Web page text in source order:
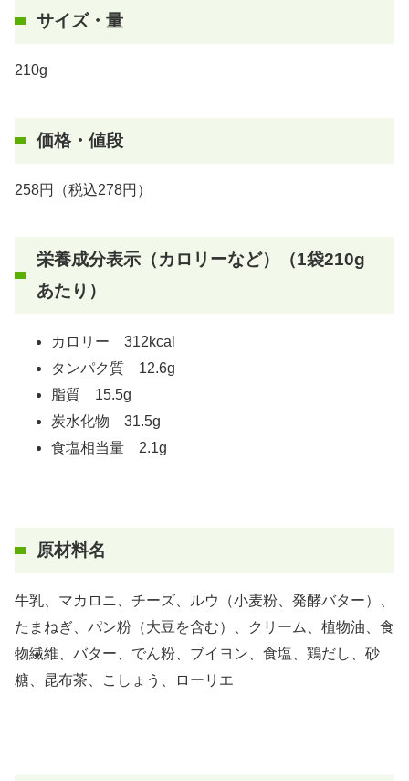
サイズ・量
210g
価格・値段
258円（税込278円）
栄養成分表示（カロリーなど）（1袋210g
あたり）
カロリー 312kcal
タンパク質 12.6g
脂質 15.5g
炭水化物 31.5g
食塩相当量 2.1g
原材料名
牛乳、マカロニ、チーズ、ルウ（小麦粉、発酵バター）、
たまねぎ、パン粉（大豆を含む）、クリーム、植物油、食
物繊維、バター、でん粉、ブイヨン、食塩、鶏だし、砂
糖、昆布茶、こしょう、ローリエ